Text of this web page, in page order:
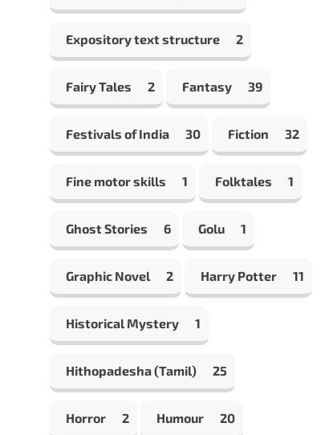
Expository text structure 2
Fairy Tales 2 Fantasy 39
Festivals of India 30 Fiction 32
Fine motor skills 1 Folktales 1
Ghost Stories 6 Golu 1
Graphic Novel 2 Harry Potter 11
Historical Mystery 1
Hithopadesha (Tamil) 25
Horror 2 Humour 20